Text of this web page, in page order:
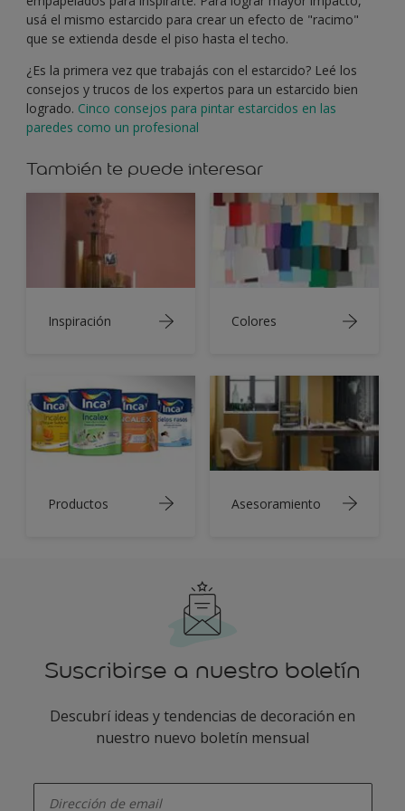
usá el mismo estarcido para crear un efecto de "racimo"
que se extienda desde el piso hasta el techo.
¿Es la primera vez que trabajás con el estarcido? Leé los
consejos y trucos de los expertos para un estarcido bien
logrado. Cinco consejos para pintar estarcidos en las
paredes como un profesional
También te puede interesar
Inspiración Colores
Productos Asesoramiento
Suscribirse a nuestro boletín
Descubrí ideas y tendencias de decoración en
nuestro nuevo boletín mensual